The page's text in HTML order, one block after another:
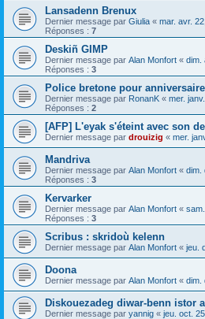
Lansadenn Brenux
Dernier message par Giulia « mar. avr.
Réponses : 7
Deskiñ GIMP
Dernier message par Alan Monfort « dim.
Réponses : 3
Police bretone pour anniversaire
Dernier message par RonanK « mer.
Réponses : 2
[AFP] L'eyak s'éteint avec son
Dernier message par drouizig « mer.
Mandriva
Dernier message par Alan Monfort « dim.
Réponses : 3
Kervarker
Dernier message par Alan Monfort «
Réponses : 3
Scribus : skridoù kelenn
Dernier message par Alan Monfort « jeu.
Doona
Dernier message par Alan Monfort « dim.
Diskouezadeg diwar-benn istor
Dernier message par yannig « jeu. oct.